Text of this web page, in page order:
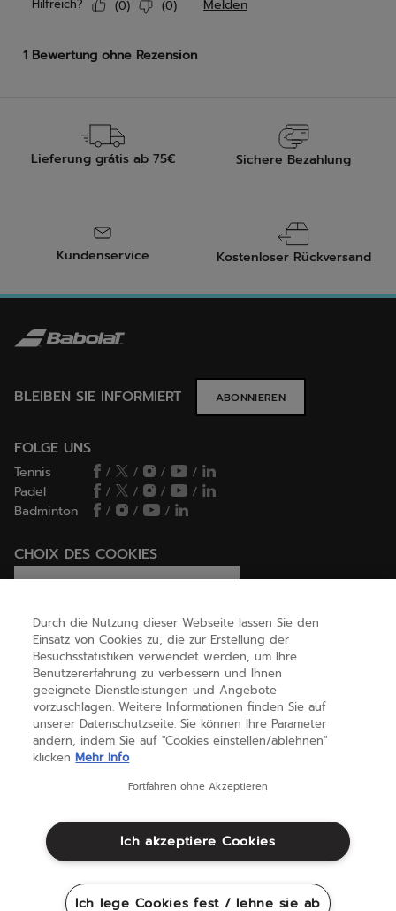
Lieferung grátis ab 75€ Sichere Bezahlung
Kundenservice Kostenloser Rückversand
BLEIBEN SIE INFORMIERT ABONNIEREN
FOLGE UNS
Tennis / / /
/
Padel
/ / /
/
Badminton
/ / /
CHOIX DES COOKIES
Ich lege Cookies fest / lehne sie ab
HILFE
ÜBER UNS
(deutsch)
Rechtliche Hinweise
Cookies
Durch die Nutzung dieser Webseite lassen Sie den
Einsatz von Cookies zu, die zur Erstellung der
Besuchsstatistiken verwendet werden, um Ihre
Benutzererfahrung zu verbessern und Ihnen
geeignete Dienstleistungen und Angebote
vorzuschlagen. Weitere Informationen finden Sie auf
unserer Datenschutzseite. Sie können Ihre Parameter
ändern, indem Sie auf "Cookies einstellen/ablehnen"
klicken Mehr Info
Fortfahren ohne Akzeptieren
Ich akzeptiere Cookies
Ich lege Cookies fest / lehne sie ab